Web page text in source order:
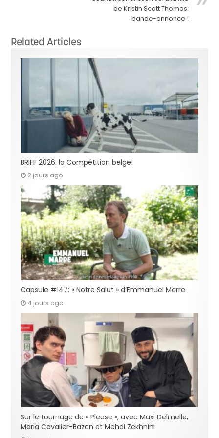
de Kristin Scott Thomas:
bande-annonce !
Related Articles
BRIFF 2026: la Compétition belge!
2 jours ago
Capsule #147: « Notre Salut » d’Emmanuel Marre
4 jours ago
Sur le tournage de « Please », avec Maxi Delmelle,
Maria Cavalier-Bazan et Mehdi Zekhnini